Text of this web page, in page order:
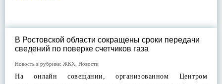
В Ростовской области сокращены сроки передачи
сведений по поверке счетчиков газа
Новость в рубрике: ЖКХ Новости
На онлайн совещании, организованном Центром